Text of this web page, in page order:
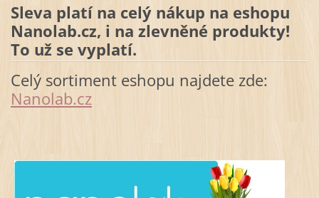
Sleva platí na celý nákup na eshopu
Nanolab.cz, i na zlevněné produkty!
To už se vyplatí.
Celý sortiment eshopu najdete zde:
Nanolab.cz